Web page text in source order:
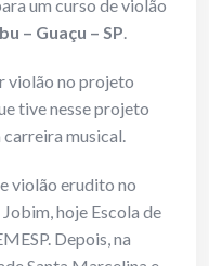
um curso de violão
– Guaçu – SP
violão no projeto
tive nesse projeto
musical.
violão erudito no
hoje Escola de
Depois, na